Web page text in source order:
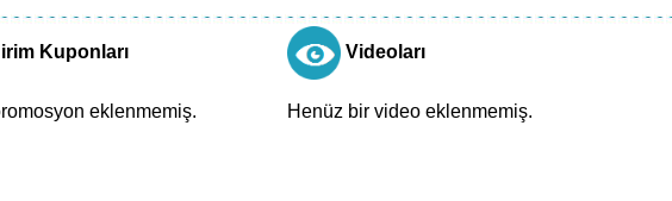
Kuponları
eklenmemiş.
Videoları
Henüz bir video eklenmemiş.